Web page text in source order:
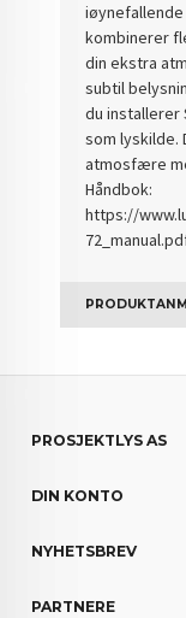
kombinerer
din ekstra
subtil
du
som lyskilde.
atmosfære
Håndbok:
https://
PROSJEKTLYS AS
DIN KONTO
NYHETSBREV
PARTNERE